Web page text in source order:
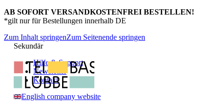
AB SOFORT VERSANDKOSTENFREI BESTELLEN!
*gilt nur für Bestellungen innerhalb DE
Zum Inhalt springenZum Seitenende springen
Sekundär
Hilfe & Support
Newsletter
Kontakt
English company website